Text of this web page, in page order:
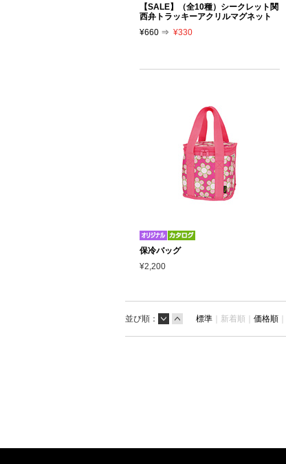
【SALE】（全10種）シークレット関
西弁トラッキーアクリルマグネット
¥660 ⇒ ¥330
保冷バッグ
¥2,200
並び順： 標準 ｜ 新着順｜ 価格順 ｜